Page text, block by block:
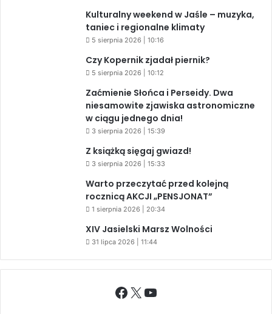
Kulturalny weekend w Jaśle – muzyka,
taniec i regionalne klimaty
5 sierpnia 2026 | 10:16
Czy Kopernik zjadał piernik?
5 sierpnia 2026 | 10:12
Zaćmienie Słońca i Perseidy. Dwa
niesamowite zjawiska astronomiczne
w ciągu jednego dnia!
3 sierpnia 2026 | 15:39
Z książką sięgaj gwiazd!
3 sierpnia 2026 | 15:33
Warto przeczytać przed kolejną
rocznicą AKCJI „PENSJONAT”
1 sierpnia 2026 | 20:34
XIV Jasielski Marsz Wolności
31 lipca 2026 | 11:44
Facebook
X YouTube